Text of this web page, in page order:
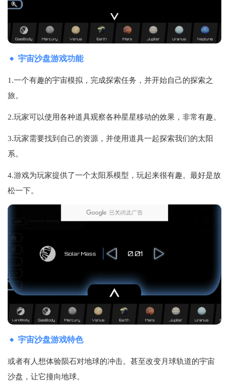
宇宙沙盘游戏功能
1.一个有趣的宇宙模拟，完成探索任务，并开始自己的探索之
旅。
2.玩家可以使用各种道具观察各种星星移动的效果，非常有趣。
3.玩家需要找到自己的资源，并使用道具一起探索我们的太阳
系。
4.游戏为玩家提供了一个太阳系模型，玩起来很有趣。最好是放
松一下。
宇宙沙盘游戏特色
或者有人想体验陨石对地球的冲击。甚至改变月球轨道的宇宙
沙盘，让它撞向地球。